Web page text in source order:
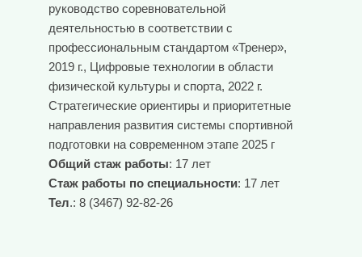
руководство соревновательной
деятельностью в соответствии с
профессиональным стандартом «Тренер»,
2019 г., Цифровые технологии в области
физической культуры и спорта, 2022 г.
Стратегические ориентиры и приоритетные
направления развития системы спортивной
подготовки на современном этапе 2025 г
Общий стаж работы: 17 лет
Стаж работы по специальности: 17 лет
Тел.: 8 (3467) 92-82-26